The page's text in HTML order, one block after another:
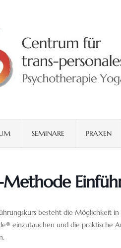
SEMINARE PRAXEN
Methode
besteht die Möglichkeit
einzutauchen und die praktische